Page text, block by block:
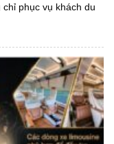
phục vụ khách du
cố...